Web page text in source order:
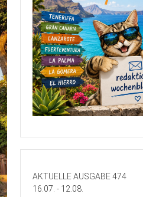
AKTUELLE AUSGABE 474
16.07. - 12.08.